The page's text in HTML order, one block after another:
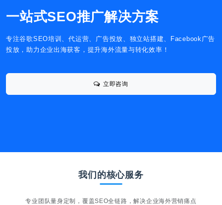
一站式SEO推广解决方案
专注谷歌SEO培训、代运营、广告投放、独立站搭建、Facebook广告
投放，助力企业出海获客，提升海外流量与转化效率！
立即咨询
我们的核心服务
专业团队量身定制，覆盖SEO全链路，解决企业海外营销痛点